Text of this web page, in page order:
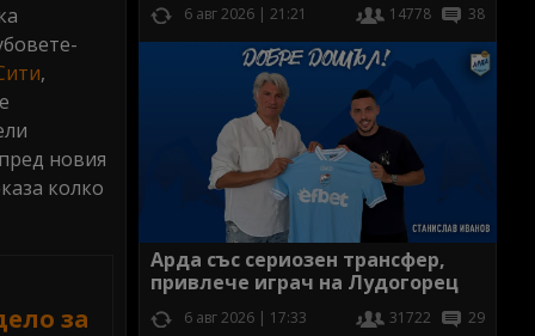
,
новия
колко
за
6 авг 2026 | 21:21 14778 38
Арда със сериозен трансфер,
привлече играч на Лудогорец
6 авг 2026 | 17:33 31722 29